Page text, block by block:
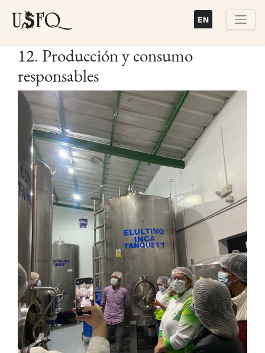
12. Producción y consumo
responsables